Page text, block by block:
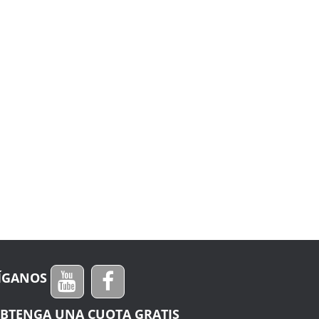
UNA CUOTA GRATIS